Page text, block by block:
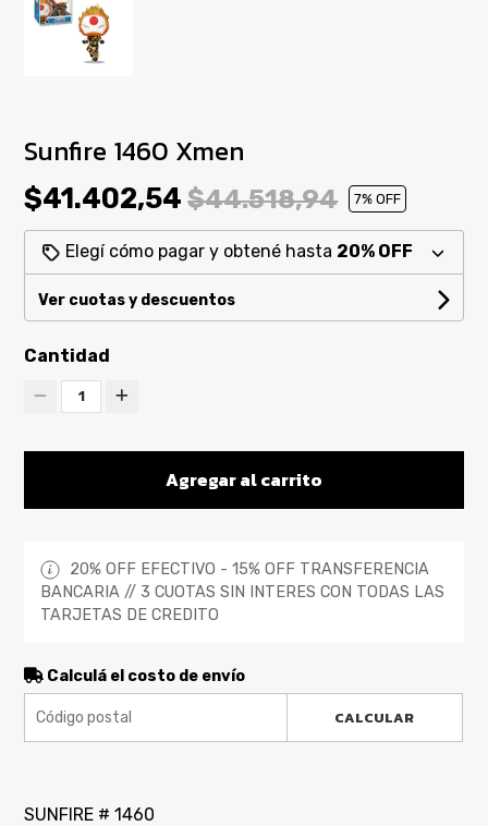
Sunfire 1460 Xmen
$41.402,54$44.518,94 7% OFF
Elegí cómo pagar y obtené hasta 20% OFF
Ver cuotas y descuentos
Cantidad
1
Agregar al carrito
20% OFF EFECTIVO - 15% OFF TRANSFERENCIA
BANCARIA // 3 CUOTAS SIN INTERES CON TODAS LAS
TARJETAS DE CREDITO
Calculá el costo de envío
CALCULAR
SUNFIRE # 1460